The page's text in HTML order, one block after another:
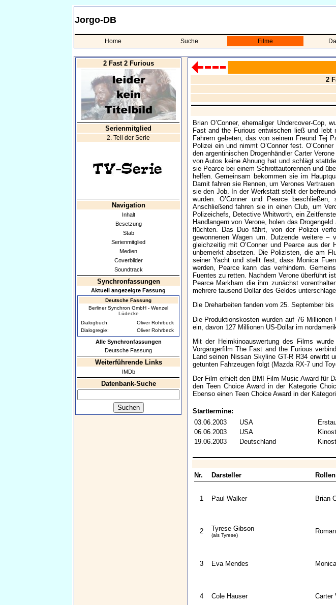
Jorgo-DB
Home Suche Filme
2 Fast 2 Furious
Serienmitglied
2. Teil der Serie
Navigation
Inhalt
Besetzung
Stab
Serienmitglied
Medien
Coverbilder
Soundtrack
Synchronfassungen
Aktuell angezeigte Fassung
Deutsche Fassung
Berliner Synchron GmbH - Wenzel
Lüdecke
Dialogbuch:
Oliver Rohrbeck
Dialogregie:
Oliver Rohrbeck
Alle Synchronfassungen
Deutsche Fassung
Weiterführende Links
IMDb
Datenbank-Suche
2
Brian O’Conner, ehemaliger Undercover-
Fast and the Furious entwischen ließ und
Fahrern gebeten, das von seinem Freund Tej
Polizei ein und nimmt O’Conner fest.
den argentinischen Drogenhändler Carter
von Autos keine Ahnung hat und schlägt
sie Pearce bei einem Schrottautorennen und
helfen. Gemeinsam bekommen sie im
Damit fahren sie Rennen, um Verones
sie den Job. In der Werkstatt stellt der
wurden. O’Conner und Pearce
Anschließend fahren sie in einen Club, um
Polizeichefs, Detective Whitworth, ein
Handlangern von Verone, holen das
flüchten. Das Duo fährt, von der Polizei
gewonnenen Wagen um. Dutzende weitere –
gleichzeitig mit O’Conner und Pearce aus der
unbemerkt absetzen. Die Polizisten, die am
seiner Yacht und stellt fest, dass Monica
werden, Pearce kann das verhindern.
Fuentes zu retten. Nachdem Verone überführt
Pearce Markham die ihm zunächst
mehrere tausend Dollar des Geldes
Die Dreharbeiten fanden vom 25. September
Die Produktionskosten wurden auf 76
ein, davon 127 Millionen US-Dollar im
Mit der Heimkinoauswertung des Films
Vorgängerfilm The Fast and the Furious
Land seinen Nissan Skyline GT-R R34
getunten Fahrzeugen folgt (Mazda RX-7 und
Der Film erhielt den BMI Film Music Award für
den Teen Choice Award in der Kategorie
Ebenso einen Teen Choice Award in der
Starttermine:
03.06.2003
USA
06.06.2003
USA
19.06.2003
Deutschland
Nr.
Darsteller
1 Paul Walker Brian
2 Tyrese Gibson
(als Tyrese)
3 Eva Mendes
4 Cole Hauser Carter